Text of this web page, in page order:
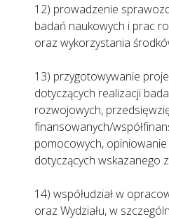
12) prowadzenie
badań naukowych i prac
oraz wykorzystania
13) przygotowywanie
dotyczących realizacji
rozwojowych,
finansowanych/
pomocowych,
dotyczących wskazanego
14) współudział w
oraz Wydziału, w